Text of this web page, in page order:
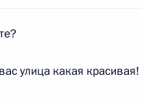
олимпиад
улица какая красивая!